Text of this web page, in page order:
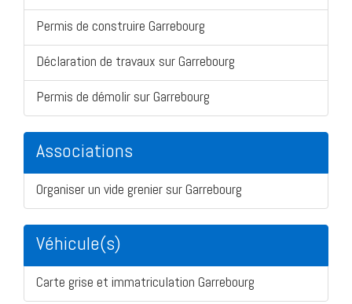
Permis de construire Garrebourg
Déclaration de travaux sur Garrebourg
Permis de démolir sur Garrebourg
Associations
Organiser un vide grenier sur Garrebourg
Véhicule(s)
Carte grise et immatriculation Garrebourg